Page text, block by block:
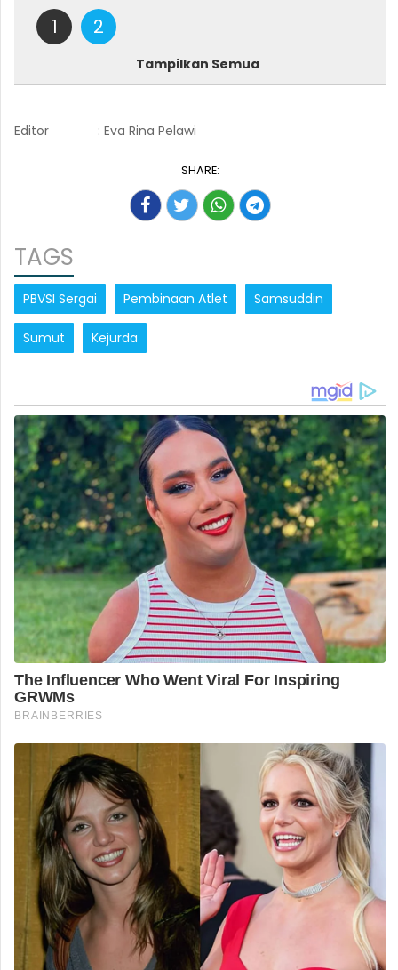
1 2
Tampilkan Semua
Editor : Eva Rina Pelawi
SHARE:
TAGS
PBVSI Sergai Pembinaan Atlet Samsuddin
Sumut Kejurda